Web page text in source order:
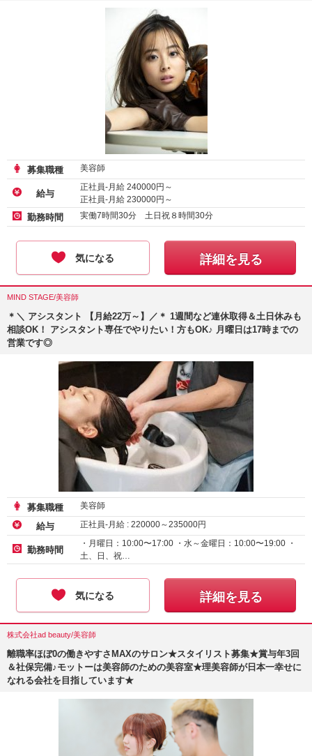
募集職種 美容師
給与
正社員-月給 240000円～
正社員-月給 230000円～
勤務時間 実働7時間30分 土日祝８時間30分
気になる 詳細を見る
MIND STAGE/美容師
＊＼ アシスタント 【月給22万～】／＊ 1週間など連休取得＆土日休みも
相談OK！ アシスタント専任でやりたい！方もOK♪ 月曜日は17時までの
営業です◎
募集職種 美容師
給与 正社員-月給 : 220000～235000円
勤務時間
・月曜日：10:00〜17:00 ・水～金曜日：10:00〜19:00 ・
土、日、祝…
気になる 詳細を見る
株式会社ad beauty/美容師
離職率ほぼ0の働きやすさMAXのサロン★スタイリスト募集★賞与年3回
＆社保完備♪モットーは美容師のための美容室★理美容師が日本一幸せに
なれる会社を目指しています★